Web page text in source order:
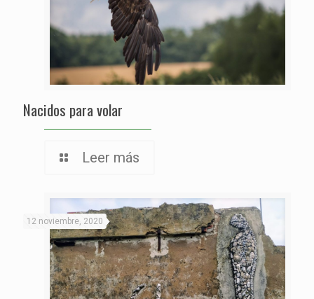
Nacidos para volar
Leer más
12 noviembre, 2020